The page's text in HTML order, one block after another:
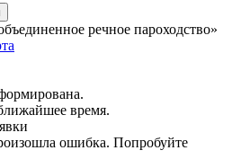
речное пароходство»
время.
ошибка. Попробуйте